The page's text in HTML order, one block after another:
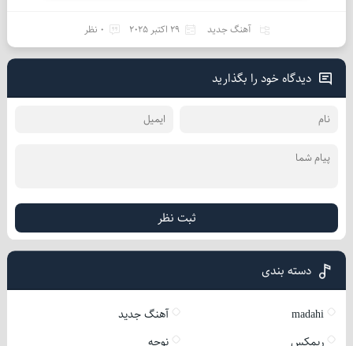
آهنگ جدید 29 اکتبر 2025 0 نظر
دیدگاه خود را بگذارید
ثبت نظر
دسته بندی
madahi
آهنگ جدید
ریمکس
نوحه